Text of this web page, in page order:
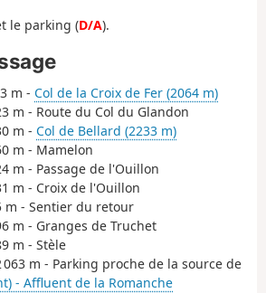
le parking (D/A).
m - Col de la Croix de Fer (2064 m)
m - Route du Col du Glandon
m - Col de Bellard (2233 m)
m - Mamelon
m - Passage de l'Ouillon
m - Croix de l'Ouillon
m - Sentier du retour
m - Granges de Truchet
m - Stèle
063 m - Parking proche de la source de
- Affluent de la Romanche